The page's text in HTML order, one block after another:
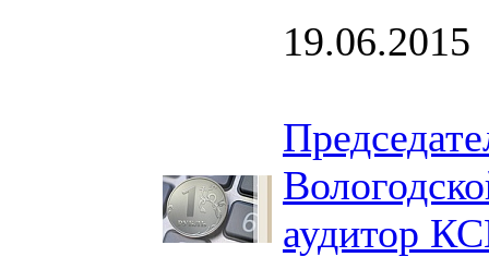
19.06.2015
аудитор